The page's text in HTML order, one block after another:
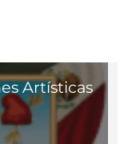
Artísticas